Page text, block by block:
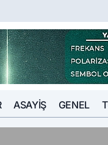
ASAYIŞ GENEL